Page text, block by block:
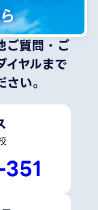
ご質問・ご
イヤルまで
い。